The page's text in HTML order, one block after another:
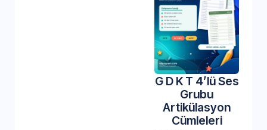
G D K T 4’lü Ses
Grubu
Artikülasyon
Cümleleri